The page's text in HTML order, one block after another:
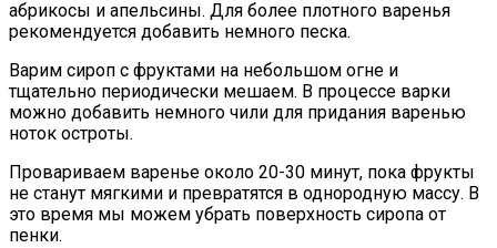
абрикосы и апельсины. Для более плотного варенья
рекомендуется добавить немного песка.
Варим сироп с фруктами на небольшом огне и
тщательно периодически мешаем. В процессе варки
можно добавить немного чили для придания варенью
ноток остроты.
Провариваем варенье около 20-30 минут, пока фрукты
не станут мягкими и превратятся в однородную массу. В
это время мы можем убрать поверхность сиропа от
пенки.